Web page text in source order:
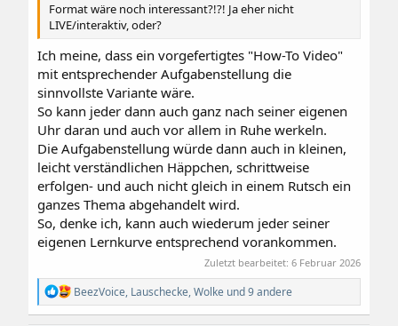
Format wäre noch interessant?!?! Ja eher nicht
LIVE/interaktiv, oder?
Ich meine, dass ein vorgefertigtes "How-To Video"
mit entsprechender Aufgabenstellung die
sinnvollste Variante wäre.
So kann jeder dann auch ganz nach seiner eigenen
Uhr daran und auch vor allem in Ruhe werkeln.
Die Aufgabenstellung würde dann auch in kleinen,
leicht verständlichen Häppchen, schrittweise
erfolgen- und auch nicht gleich in einem Rutsch ein
ganzes Thema abgehandelt wird.
So, denke ich, kann auch wiederum jeder seiner
eigenen Lernkurve entsprechend vorankommen.
Zuletzt bearbeitet: 6 Februar 2026
R
e
a
BeezVoice, Lauschecke,Wolke und 9 andere